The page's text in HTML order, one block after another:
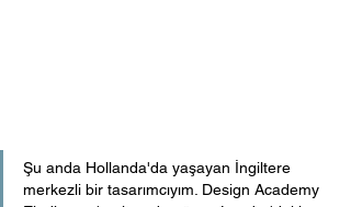
Şu anda Hollanda'da yaşayan İngiltere
merkezli bir tasarımcıyım. Design Academy